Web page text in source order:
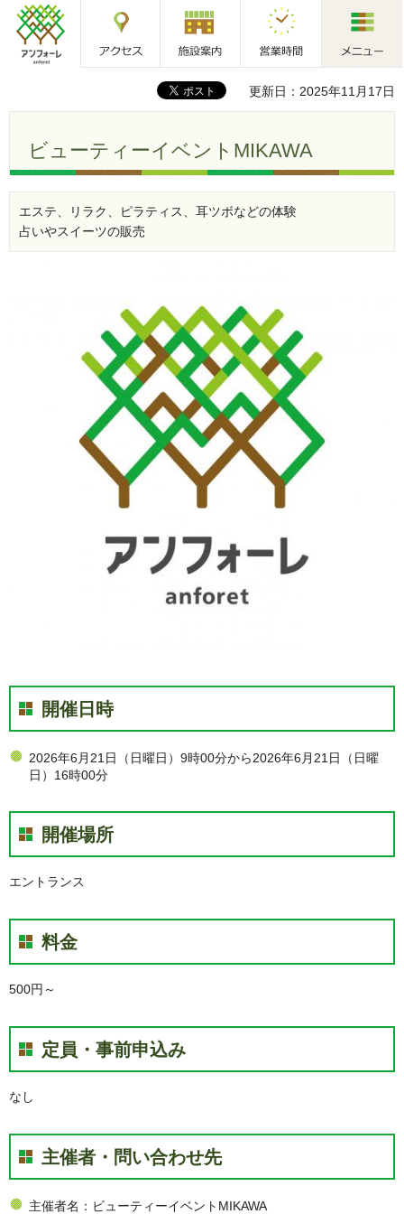
アンフォーレ 施設案内 営業時間
更新日：2025年11月17日
ビューティーイベントMIKAWA
エステ、リラク、ピラティス、耳ツボなどの体験
占いやスイーツの販売
開催日時
2026年6月21日（日曜日）9時00分から2026年6月21日（日曜
日）16時00分
開催場所
エントランス
料金
500円～
定員・事前申込み
なし
主催者・問い合わせ先
主催者名：ビューティーイベントMIKAWA